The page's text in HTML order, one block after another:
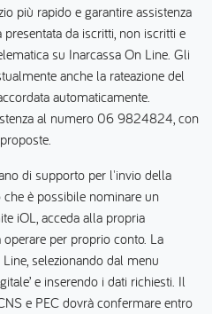
più rapido e garantire assistenza
da iscritti, non iscritti e
su Inarcassa On Line. Gli
anche la rateazione del
automaticamente.
al numero 06 9824824, con
di supporto per l'invio della
è possibile nominare un
iOL, acceda alla propria
per proprio conto. La
selezionando dal menu
e inserendo i dati richiesti. Il
e PEC dovrà confermare entro